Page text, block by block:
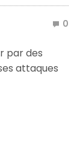
0
par des
attaques